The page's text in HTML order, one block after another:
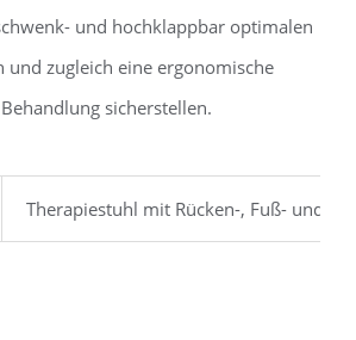
und hochklappbar optimalen
und zugleich eine ergonomische
sicherstellen.
Therapiestuhl mit Rücken-, Fuß- und